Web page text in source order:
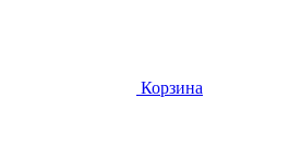
Корзина